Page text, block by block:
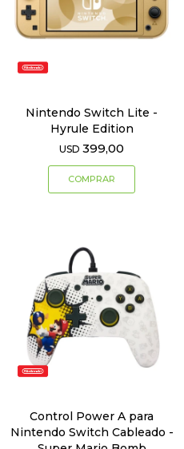
Nintendo Switch Lite -
Hyrule Edition
USD 399,00
Control Power A para
Nintendo Switch Cableado -